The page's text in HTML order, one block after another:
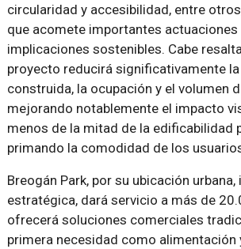
circularidad y accesibilidad, entre
que acomete importantes
implicaciones sostenibles. Cabe
proyecto reducirá significativamente
construida, la ocupación y el volumen
mejorando notablemente el impacto
menos de la mitad de la edificabilidad
primando la comodidad de los
Breogán Park, por su ubicación
estratégica, dará servicio a más de
ofrecerá soluciones comerciales
primera necesidad como alimentación